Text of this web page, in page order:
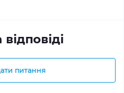
питання